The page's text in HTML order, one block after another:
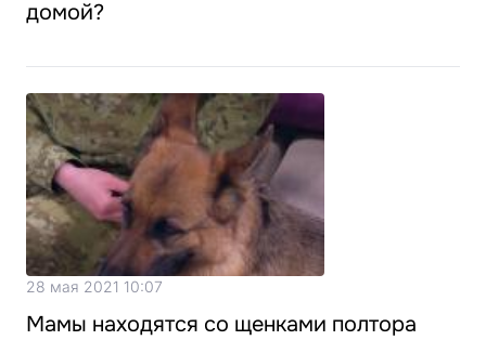
домой?
28 мая 2021 10:07
Мамы находятся со щенками полтора